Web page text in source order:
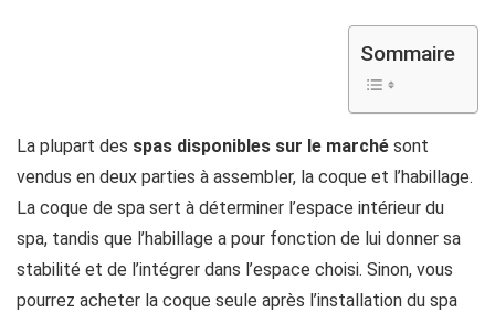
Sommaire
La plupart des spas disponibles sur le marché sont
vendus en deux parties à assembler, la coque et l’habillage.
La coque de spa sert à déterminer l’espace intérieur du
spa, tandis que l’habillage a pour fonction de lui donner sa
stabilité et de l’intégrer dans l’espace choisi. Sinon, vous
pourrez acheter la coque seule après l’installation du spa